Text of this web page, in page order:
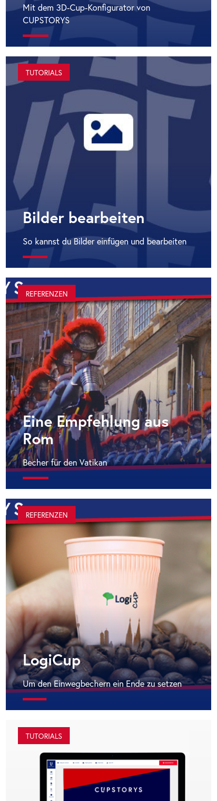
Mit dem 3D-Cup-Konfigurator von
CUPSTORYS
Bilder bearbeiten
TUTORIALS
So kannst du Bilder einfügen und bearbeiten
Eine Empfehlung aus
Rom
REFERENZEN
Becher für den Vatikan
LogiCup
REFERENZEN
Um den Einwegbechern ein Ende zu setzen
TUTORIALS